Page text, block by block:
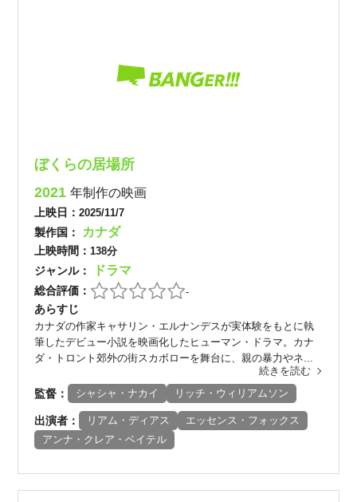
ぼくらの居場所
2021年制作の映画
上映日：2025/11/7
製作国： カナダ
上映時間：138分
ジャンル： ドラマ
総合評価： -
あらすじ
カナダの作家キャサリン・エルナンデスが実体験をもとに執
筆したデビュー小説を映画化したヒューマン・ドラマ。カナ
ダ・トロント郊外の街スカボローを舞台に、親の暴力やネ...
続きを読む
監督： シャシャ・ナカイ リッチ・ウィリアムソン
出演者： リアム・ディアス
エッセンス・フォックス
アンナ・クレア・ベイテル